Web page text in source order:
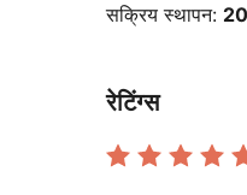
सक्रिय स्थापन:
रेटिंग्स